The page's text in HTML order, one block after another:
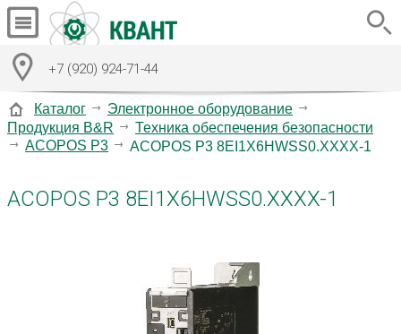
+7 (920) 924-71-44
Каталог
Электронное оборудование
Продукция B&R
Техника обеспечения безопасности
ACOPOS P3
ACOPOS P3 8EI1X6HWSS0.XXXX-1
ACOPOS P3 8EI1X6HWSS0.XXXX-1